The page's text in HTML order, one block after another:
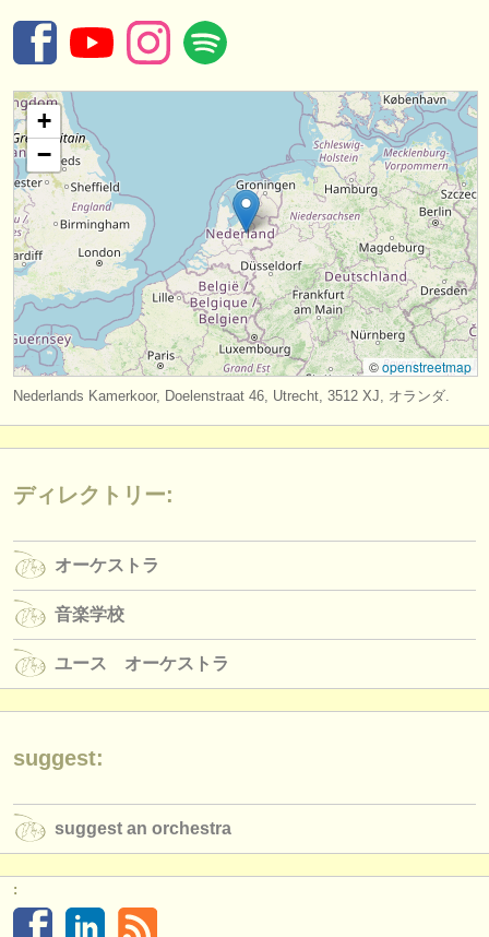
盗まれた楽器
ディレクトリー:
オーケストラ
音楽学校
ユース オーケストラ
musicalchairs:
musicalchairsについて
お問い合わせ
rss feeds
掲載方法
find out about ourATS
ATSfaq
ログイン
+
−
©openstreetmap
Nederlands Kamerkoor, Doelenstraat 46, Utrecht, 3512 XJ, オランダ.
ディレクトリー:
オーケストラ
音楽学校
ユース オーケストラ
suggest:
suggest an orchestra
: